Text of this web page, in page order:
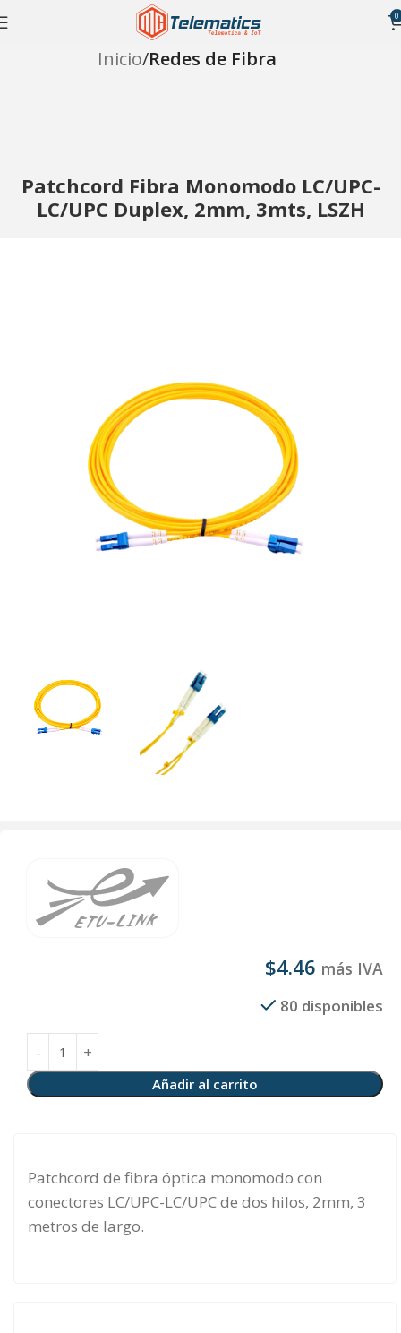
0
Inicio Redes de Fibra
Patchcord Fibra Monomodo LC/UPC-
LC/UPC Duplex, 2mm, 3mts, LSZH
$4.46 más IVA
80 disponibles
Añadir al carrito
Patchcord de fibra óptica monomodo con
conectores LC/UPC-LC/UPC de dos hilos, 2mm, 3
metros de largo.